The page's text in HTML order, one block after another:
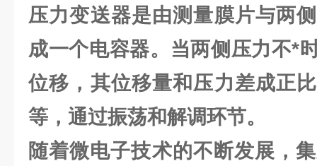
压力变送器是由测量膜片与两
成一个电容器。当两侧压力不*
位移，其位移量和压力差成正
等，通过振荡和解调环节。
随着微电子技术的不断发展，